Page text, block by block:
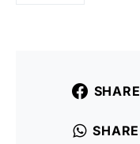
SHARE
SHARE